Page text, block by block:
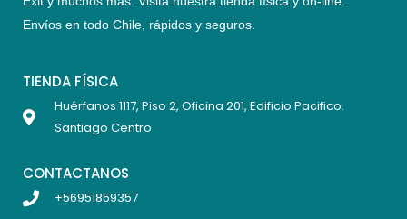
Envíos en todo Chile, rápidos y seguros
TIENDA FÍSICA
Huérfanos 1117, Piso 2, Oficina 201, Edificio Pacifico.
Santiago Centro
CONTACTANOS
+56951859357